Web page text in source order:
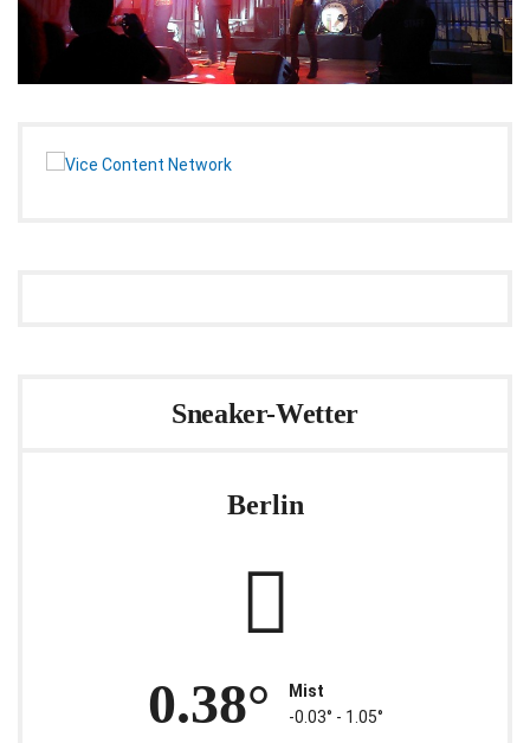
Sneaker-Wetter
Berlin
0.38°
Mist
-0.03° ‐ 1.05°